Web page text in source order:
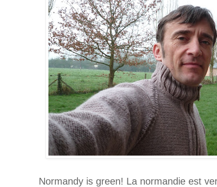
Normandy is green! La normandie est